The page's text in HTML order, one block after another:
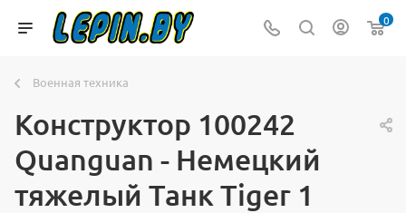
0
Военная техника
Конструктор 100242
Quanguan - Немецкий
тяжелый Танк Tiger 1